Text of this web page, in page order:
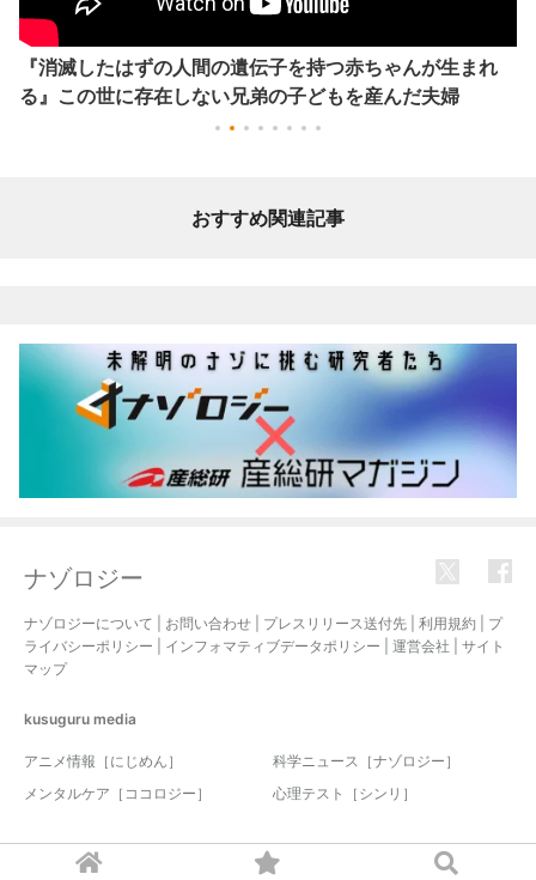
『消滅したはずの人間の遺伝子を持つ赤ちゃんが生まれ
る』この世に存在しない兄弟の子どもを産んだ夫婦
おすすめ関連記事
ナゾロジー
ナゾロジーについて お問い合わせ プレスリリース送付先 利用規約
プ
ライバシーポリシー
インフォマティブデータポリシー 運営会社
サイト
マップ
kusuguru media
アニメ情報［にじめん］
科学ニュース［ナゾロジー］
メンタルケア［ココロジー］
心理テスト［シンリ］
© 2017-2026 nazology. all rights reserved.